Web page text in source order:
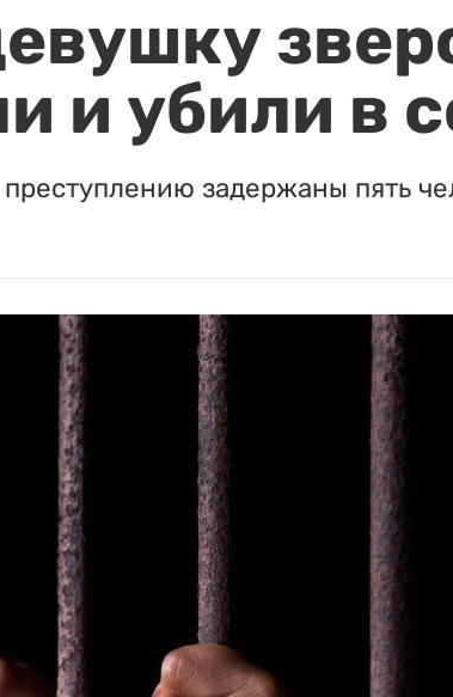
и убили в
задержаны пять